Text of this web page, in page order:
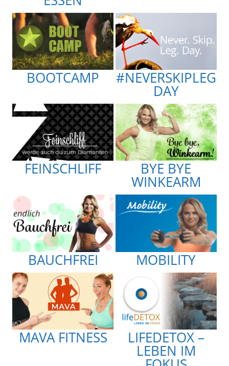
BOOTCAMP #NEVERSKIPLEG
DAY
FEINSCHLIFF BYE BYE
WINKEARM
BAUCHFREI MOBILITY
MAVA FITNESS LIFEDETOX –
LEBEN IM